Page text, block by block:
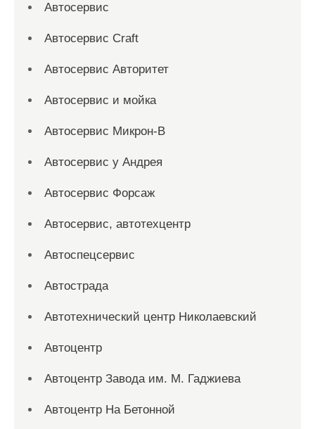
Автосервис
Автосервис Craft
Автосервис Авторитет
Автосервис и мойка
Автосервис Микрон-В
Автосервис у Андрея
Автосервис Форсаж
Автосервис, автотехцентр
Автоспецсервис
Автострада
Автотехнический центр Николаевский
Автоцентр
Автоцентр Завода им. М. Гаджиева
Автоцентр На Бетонной